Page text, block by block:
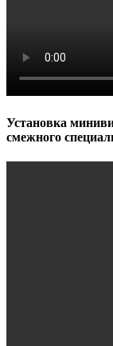
Установка
смежного